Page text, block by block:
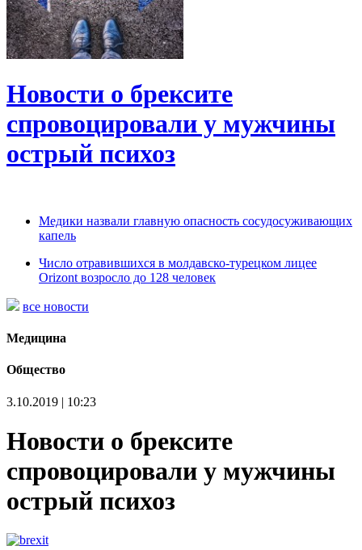
Новости о брексите
спровоцировали у мужчины
острый психоз
Медики назвали главную опасность сосудосуживающих
капель
Число отравившихся в молдавско-турецком лицее
Orizont возросло до 128 человек
все новости
Медицина
Общество
3.10.2019 | 10:23
Новости о брексите
спровоцировали у мужчины
острый психоз